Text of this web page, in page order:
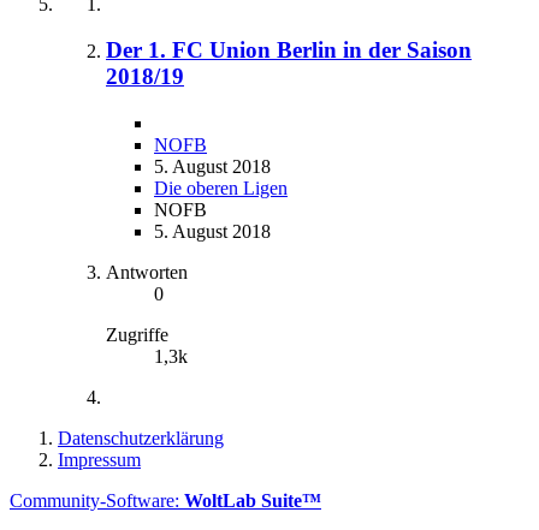
Der 1. FC Union Berlin in der Saison
2018/19
NOFB
5. August 2018
Die oberen Ligen
NOFB
5. August 2018
Antworten
0
Zugriffe
1,3k
Datenschutzerklärung
Impressum
Community-Software: WoltLab Suite™